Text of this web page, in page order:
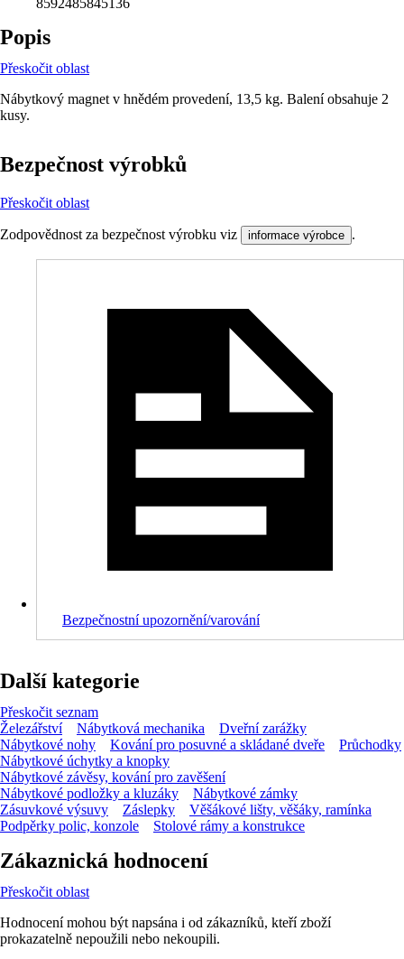
8592485845136
Popis
Přeskočit oblast
Nábytkový magnet v hnědém provedení, 13,5 kg. Balení obsahuje 2
kusy.
Bezpečnost výrobků
Přeskočit oblast
Zodpovědnost za bezpečnost výrobku viz informace výrobce .
Bezpečnostní upozornění/varování
Další kategorie
Přeskočit seznam
Železářství
Nábytková mechanika
Dveřní zarážky
Nábytkové nohy
Kování pro posuvné a skládané dveře
Průchodky
Nábytkové úchytky a knopky
Nábytkové závěsy, kování pro zavěšení
Nábytkové podložky a kluzáky
Nábytkové zámky
Zásuvkové výsuvy
Záslepky
Věšákové lišty, věšáky, ramínka
Podpěrky polic, konzole
Stolové rámy a konstrukce
Zákaznická hodnocení
Přeskočit oblast
Hodnocení mohou být napsána i od zákazníků, kteří zboží
prokazatelně nepoužili nebo nekoupili.